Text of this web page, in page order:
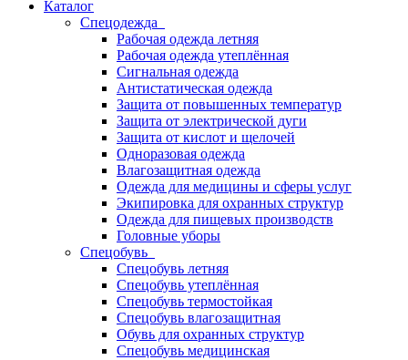
Каталог
Спецодежда
Рабочая одежда летняя
Рабочая одежда утеплённая
Сигнальная одежда
Антистатическая одежда
Защита от повышенных температур
Защита от электрической дуги
Защита от кислот и щелочей
Одноразовая одежда
Влагозащитная одежда
Одежда для медицины и сферы услуг
Экипировка для охранных структур
Одежда для пищевых производств
Головные уборы
Спецобувь
Спецобувь летняя
Спецобувь утеплённая
Спецобувь термостойкая
Спецобувь влагозащитная
Обувь для охранных структур
Спецобувь медицинская